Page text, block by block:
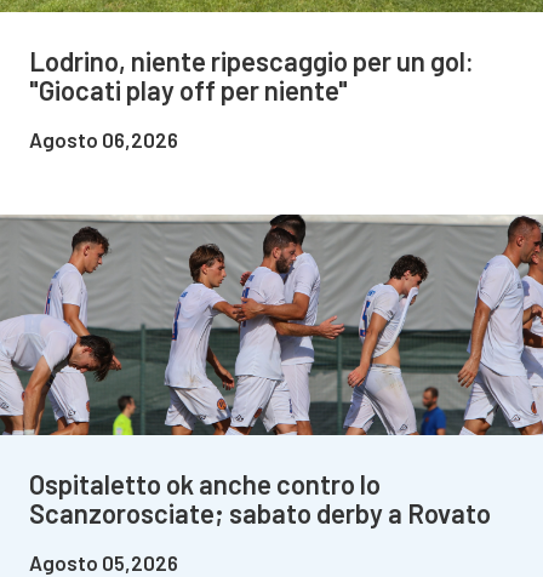
Lodrino, niente ripescaggio per un gol:
"Giocati play off per niente"
Agosto 06,2026
Ospitaletto ok anche contro lo
Scanzorosciate; sabato derby a Rovato
Agosto 05,2026